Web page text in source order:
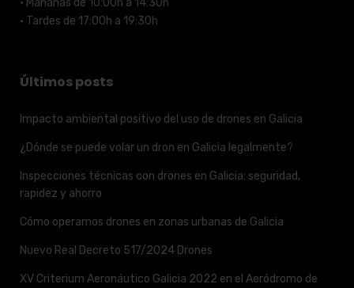
· Tardes de 17:00h a 19:30h
Últimos posts
Impacto ambiental positivo del uso de drones en Galicia
¿Dónde se puede volar un dron en Galicia legalmente?
Inspecciones técnicas con drones en Galicia: seguridad,
rapidez y ahorro
Cómo operamos drones en zonas urbanas de Galicia
Nuevo Real Decreto 517/2024 Drones
XV Criterium Aeronáutico Galicia 2022 en el Aeródromo de